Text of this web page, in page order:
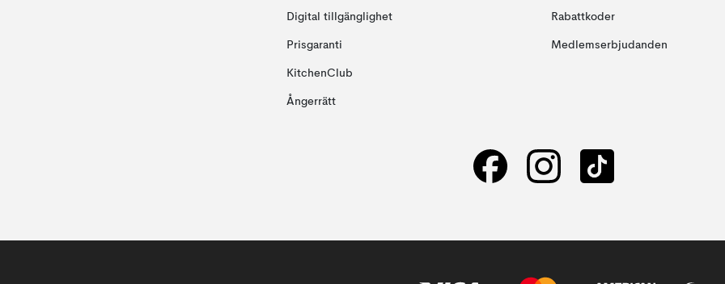
Digital tillgänglighet
Prisgaranti
KitchenClub
Ångerrätt
Rabattkoder
Medlemserbjudanden